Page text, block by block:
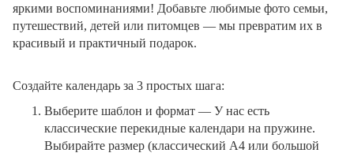
яркими воспоминаниями! Добавьте любимые фото семьи,
путешествий, детей или питомцев — мы превратим их в
красивый и практичный подарок.
Создайте календарь за 3 простых шага:
Выберите шаблон и формат — У нас есть
классические перекидные календари на пружине.
Выбирайте размер (классический A4 или большой